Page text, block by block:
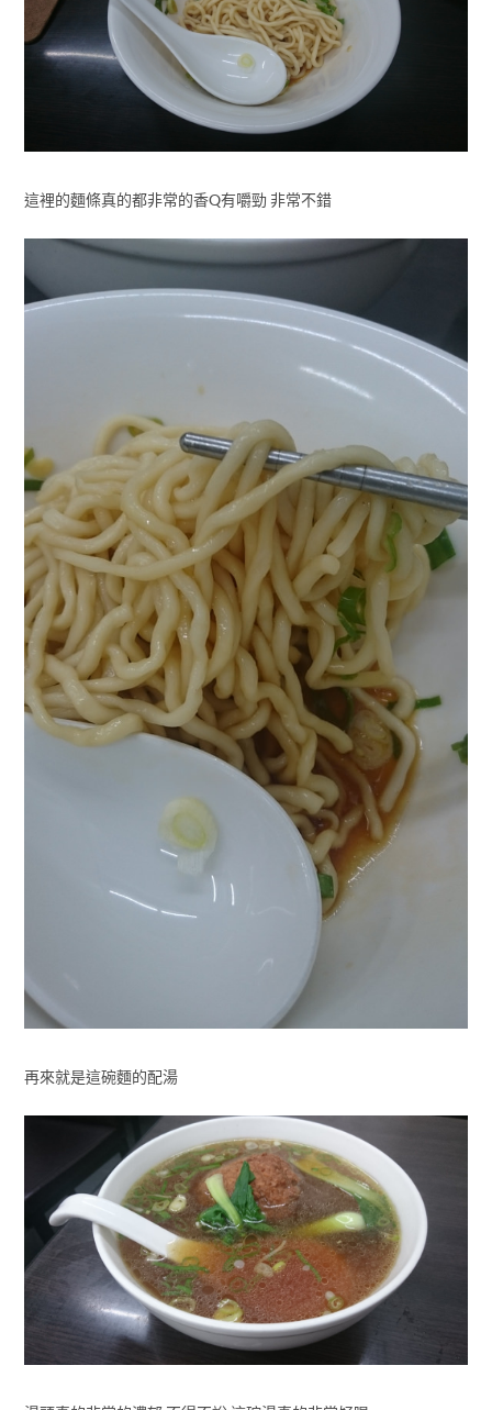
這裡的麵條真的都非常的香Q有嚼勁 非常不錯
再來就是這碗麵的配湯